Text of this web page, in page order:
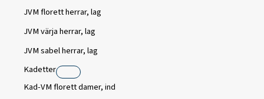
JVM florett herrar, lag
JVM värja herrar, lag
JVM sabel herrar, lag
Kadetter
Kad-VM florett damer, ind